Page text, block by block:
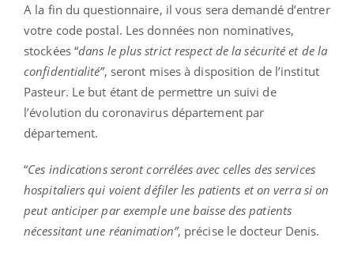
A la fin du questionnaire, il vous sera demandé d’entrer
votre code postal. Les données non nominatives,
stockées “dans le plus strict respect de la sécurité et de la
confidentialité”, seront mises à disposition de l’institut
Pasteur. Le but étant de permettre un suivi de
l’évolution du coronavirus département par
département.
“Ces indications seront corrélées avec celles des services
hospitaliers qui voient défiler les patients et on verra si on
peut anticiper par exemple une baisse des patients
nécessitant une réanimation”, précise le docteur Denis.